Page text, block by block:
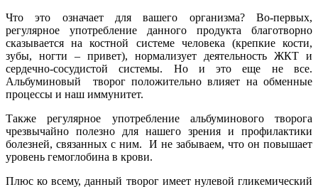
Что это означает для вашего организма? Во-первых,
регулярное употребление данного продукта благотворно
сказывается на костной системе человека (крепкие кости,
зубы, ногти – привет), нормализует деятельность ЖКТ и
сердечно-сосудистой системы. Но и это еще не все.
Альбуминовый творог положительно влияет на обменные
процессы и наш иммунитет.
Также регулярное употребление альбуминового творога
чрезвычайно полезно для нашего зрения и профилактики
болезней, связанных с ним. И не забываем, что он повышает
уровень гемоглобина в крови.
Плюс ко всему, данный творог имеет нулевой гликемический